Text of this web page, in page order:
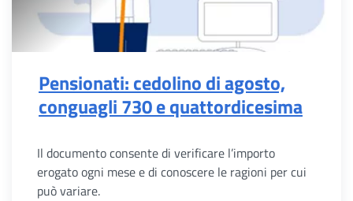
Pensionati: cedolino di agosto,
conguagli 730 e quattordicesima
Il documento consente di verificare l’importo
erogato ogni mese e di conoscere le ragioni per cui
può variare.